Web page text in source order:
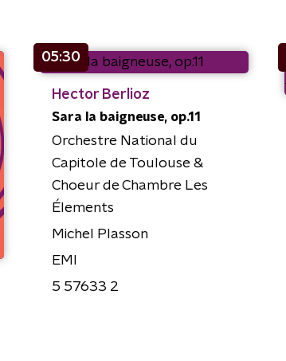
05:30
Hector Berlioz
Sara la baigneuse, op.11
Orchestre National du
Capitole de Toulouse &
Choeur de Chambre Les
Élements
Michel Plasson
EMI
5 57633 2